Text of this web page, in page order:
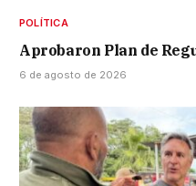
POLÍTICA
Aprobaron Plan de
6 de agosto de 2026